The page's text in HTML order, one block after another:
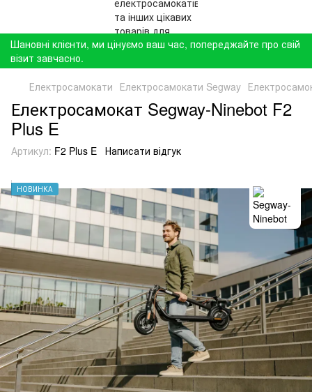
Шановні клієнти, ми цінуємо ваш час, попереджайте про свій
візит завчасно.
Електросамокати Електросамокати Segway
Електросамокат Segway-Ninebot F2
Plus E
Артикул: F2 Plus E Написати відгук
НОВИНКА